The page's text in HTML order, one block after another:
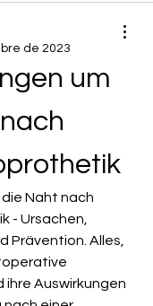
de 2023
um
Naht nach
- Ursachen,
Prävention. Alles,
ihre Auswirkungen